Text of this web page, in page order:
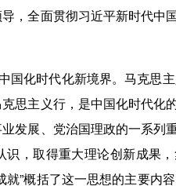
，全面贯彻习近平新时代
化时代化新境界。马克思
思主义行，是中国化时代
发展、党治国理政的一系
，取得重大理论创新成果
就”概括了这一思想的主要